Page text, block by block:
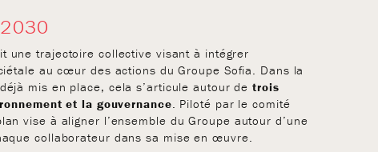
une trajectoire collective visant à intégrer
au cœur des actions du Groupe Sofia. Dans la
mis en place, cela s’articule autour detrois
et la gouvernance . Piloté par le comité
vise à aligner l’ensemble du Groupe autour d’une
collaborateur dans sa mise en œuvre.